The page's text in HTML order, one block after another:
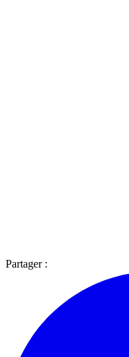
Partager :